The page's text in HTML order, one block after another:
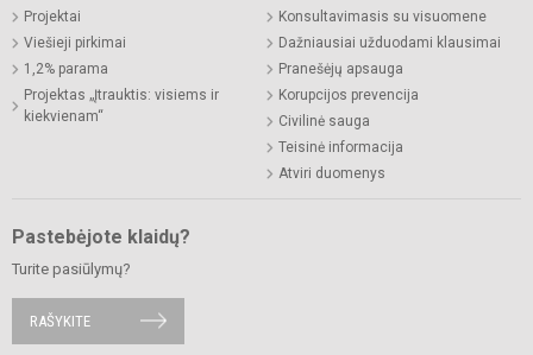
Projektai
Viešieji pirkimai
1,2% parama
Projektas „Įtrauktis: visiems ir
kiekvienam“
Konsultavimasis su visuomene
Dažniausiai užduodami klausimai
Pranešėjų apsauga
Korupcijos prevencija
Civilinė sauga
Teisinė informacija
Atviri duomenys
Pastebėjote klaidų?
Turite pasiūlymų?
RAŠYKITE